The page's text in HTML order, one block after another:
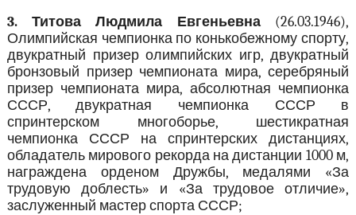
3. Титова Людмила Евгеньевна(26.03.1946),
Олимпийская чемпионка по конькобежному спорту,
двукратный призер олимпийских игр, двукратный
бронзовый призер чемпионата мира, серебряный
призер чемпионата мира, абсолютная чемпионка
СССР, двукратная чемпионка СССР в
спринтерском многоборье, шестикратная
чемпионка СССР на спринтерских дистанциях,
обладатель мирового рекорда на дистанции 1000 м,
награждена орденом Дружбы, медалями «За
трудовую доблесть» и «За трудовое отличие»,
заслуженный мастер спорта СССР;